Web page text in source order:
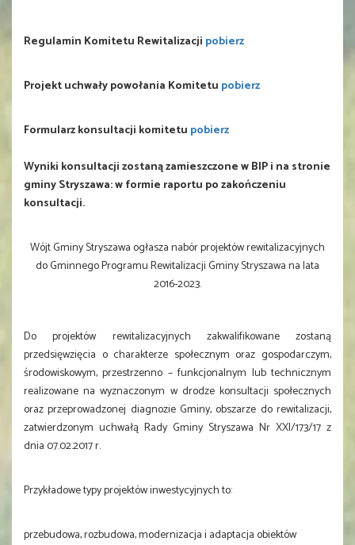
Regulamin Komitetu Rewitalizacji pobierz
Projekt uchwały powołania Komitetu pobierz
Formularz konsultacji komitetu pobierz
Wyniki konsultacji zostaną zamieszczone w BIP i na stronie
gminy Stryszawa: w formie raportu po zakończeniu
konsultacji.
Wójt Gminy Stryszawa ogłasza nabór projektów rewitalizacyjnych
do Gminnego Programu Rewitalizacji Gminy Stryszawa na lata
2016-2023.
Do projektów rewitalizacyjnych zakwalifikowane zostaną
przedsięwzięcia o charakterze społecznym oraz gospodarczym,
środowiskowym, przestrzenno – funkcjonalnym lub technicznym
realizowane na wyznaczonym w drodze konsultacji społecznych
oraz przeprowadzonej diagnozie Gminy, obszarze do rewitalizacji,
zatwierdzonym uchwałą Rady Gminy Stryszawa Nr XXI/173/17 z
dnia 07.02.2017 r.
Przykładowe typy projektów inwestycyjnych to:
przebudowa, rozbudowa, modernizacja i adaptacja obiektów